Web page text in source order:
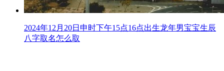
2024年12月20日申时下午15点16点出生龙年男宝宝生辰
八字取名怎么取